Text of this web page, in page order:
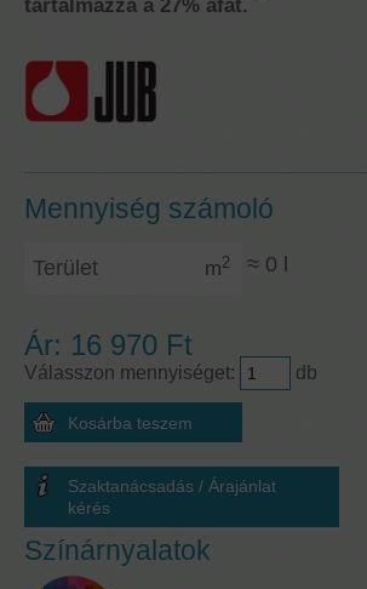
tartalmazza a 27% áfát.
Mennyiség számoló
m2 ≈ 0 l
Ár: 16 970 Ft
Válasszon mennyiséget: db
Szaktanácsadás / Árajánlat
kérés
Színárnyalatok